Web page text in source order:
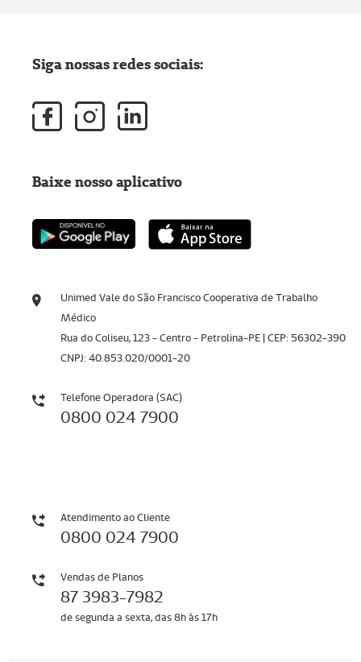
Unimed Vale do São Francisco Cooperativa de Trabalho
Médico
Rua do Coliseu, 123 - Centro - Petrolina-PE | CEP: 56302-390
CNPJ: 40.853.020/0001-20
Telefone Operadora (SAC)
0800 024 7900
Atendimento ao Cliente
0800 024 7900
Vendas de Planos
87 3983-7982
de segunda a sexta, das 8h às 17h
Siga nossas redes sociais:
Baixe nosso aplicativo